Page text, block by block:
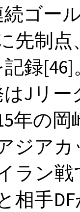
ゴー
先制
録
Jリ
年の
ジア
ラン
相手